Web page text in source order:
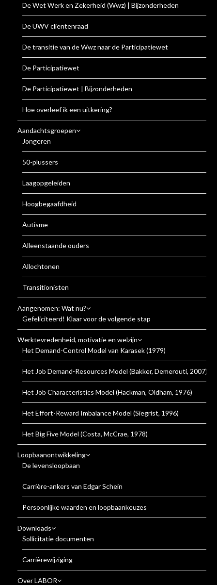
De Wet Werk en Zekerheid (Wwz) | Bijzonderheden
De UWV cliëntenraad
De transitie van de Wwz naar de Participatiewet
De Participatiewet
De Participatiewet | Bijzonderheden
Hoe overleef ik een uitkering?
Aandachtsgroepen
Jongeren
50-plussers
Laagopgeleiden
Hoogbegaafdheid
Autisme
Alleenstaande ouders
Allochtonen
Transitionisten
Aangenomen: Wat nu?
Gefeliciteerd! Klaar voor de volgende stap
Werktevredenheid, motivatie en welzijn
Het Demand-Control Model van Karasek (1979)
Het Job Demand-Resources Model (Bakker, Demerouti, 2007)
Het Job Characteristics Model (Hackman, Oldham, 1976)
Het Effort-Reward Imbalance Model (Siegrist, 1996)
Het Big Five Model (Costa, McCrae, 1978)
Loopbaanontwikkeling
De levensloopbaan
Carrière-ankers van Edgar Schein
Persoonlijke waarden en loopbaankeuzes
Downloads
Sollicitatie documenten
Carrièrewijziging
Over LABOR